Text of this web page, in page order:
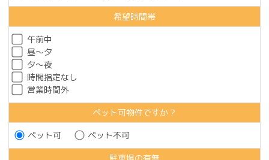
希望時間帯
午前中
昼～夕
夕～夜
時間指定なし
営業時間外
ペット可物件ですか？
ペット可 ペット不可